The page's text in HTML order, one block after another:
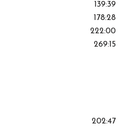
139:39
178:28
222:00
269:15
202:47